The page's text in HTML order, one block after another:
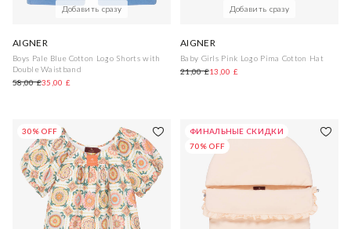
Добавить сразу
AIGNER
Boys Pale Blue Cotton Logo Shorts with
Double Waistband
58,00 £35,00 £
Добавить сразу
AIGNER
Baby Girls Pink Logo Pima Cotton Hat
21,00 £13,00 £
30% OFF
ФИНАЛЬНЫЕ СКИДКИ
70% OFF